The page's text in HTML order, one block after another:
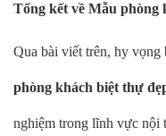
Tổng kết về Mẫu phòng
Qua bài viết trên, hy vọng
phòng khách biệt thự
nghiệm trong lĩnh vực nội